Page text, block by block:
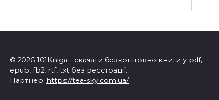
© 2026 101Kniga - скачати безкоштовно книги у pdf,
epub, fb2, rtf, txt без реєстрації.
Партнёр: https://tea-sky.com.ua/